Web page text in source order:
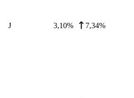
J 3,10% 7,34%